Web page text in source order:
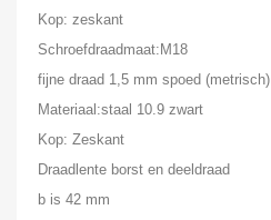
Kop: zeskant
Schroefdraadmaat:M18
fijne draad 1,5 mm spoed (metrisch)
Materiaal:staal 10.9 zwart
Kop: Zeskant
Draadlente borst en deeldraad
b is 42 mm